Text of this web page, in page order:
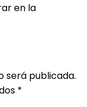
en la
será publicada.
*